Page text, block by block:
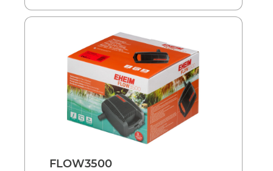
PRESS. Energiesparend, flüsterleise,
mm großen Schmutzpartikeln
Stromsparender Motor Geeignet für
Unterwasser-Dauerbetrieb Extrem
wartungsarm und leicht zu reinigen Mit
Überhitzungsschutz bei Wassermangel
Lieferumfang: FLOW16000 Teichpumpe für
Filter & Bachlauf Anschlussstutzen 10 m
Netzkabel
FLOW3500